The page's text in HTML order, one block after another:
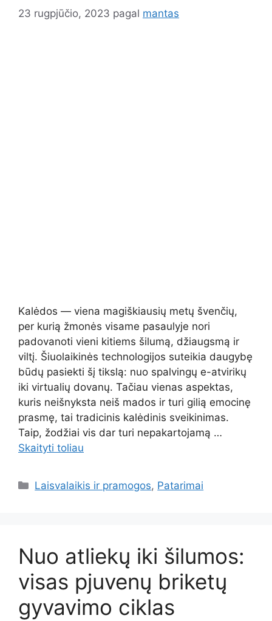
23 rugpjūčio, 2023 pagal mantas
Kalėdos — viena magiškiausių metų švenčių,
per kurią žmonės visame pasaulyje nori
padovanoti vieni kitiems šilumą, džiaugsmą ir
viltį. Šiuolaikinės technologijos suteikia daugybę
būdų pasiekti šį tikslą: nuo spalvingų e-atvirikų
iki virtualių dovanų. Tačiau vienas aspektas,
kuris neišnyksta neiš mados ir turi gilią emocinę
prasmę, tai tradicinis kalėdinis sveikinimas.
Taip, žodžiai vis dar turi nepakartojamą …
Skaityti toliau
Kategorijos
Laisvalaikis ir pramogos, Patarimai
Nuo atliekų iki šilumos:
visas pjuvenų briketų
gyvavimo ciklas